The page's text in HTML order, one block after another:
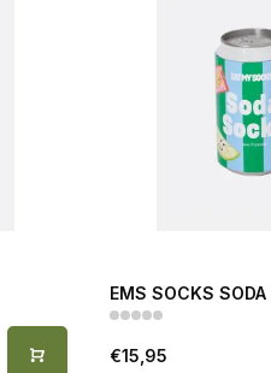
EMS SOCKS SODA
€15,95